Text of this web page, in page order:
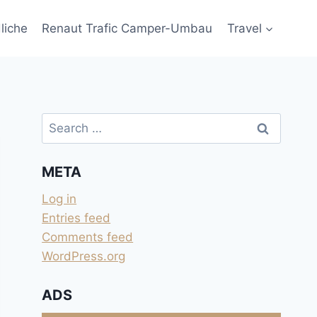
Renaut Trafic Camper-Umbau Travel
Search
for:
META
Log in
Entries feed
Comments feed
WordPress.org
ADS